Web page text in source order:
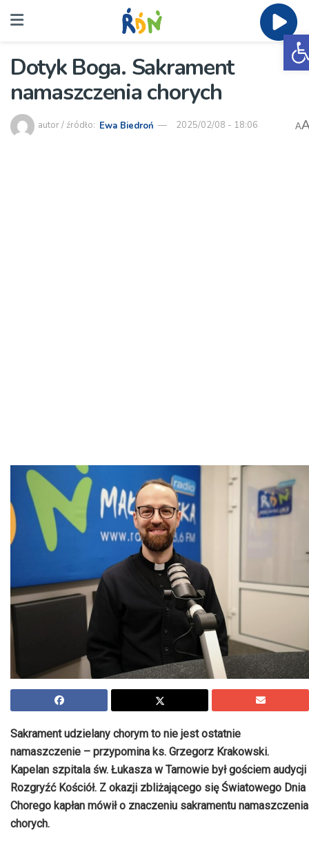
Dotyk Boga. Sakrament
namaszczenia chorych
autor / źródło: Ewa Biedroń 2025/02/08 - 18:06 A
Sakrament udzielany chorym to nie jest ostatnie
namaszczenie – przypomina ks. Grzegorz Krakowski.
Kapelan szpitala św. Łukasza w Tarnowie był gościem audycji
Rozgryźć Kościół. Z okazji zbliżającego się Światowego Dnia
Chorego kapłan mówił o znaczeniu sakramentu namaszczenia
chorych.